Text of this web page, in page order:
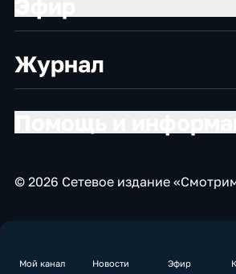
Мой канал Новости Эфир
Журнал
© 2026 Сетевое издание